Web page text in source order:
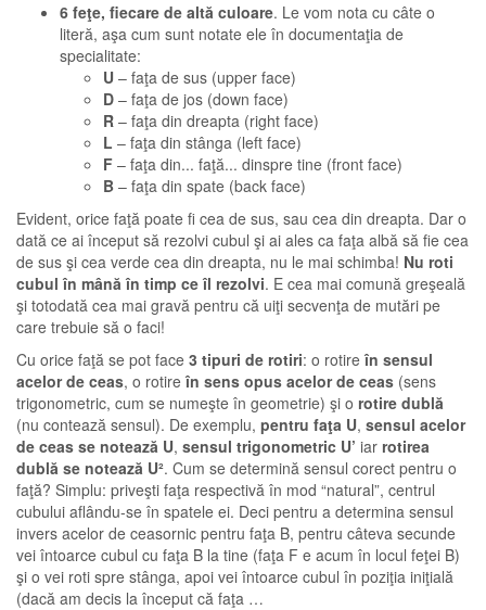
6 feţe, fiecare de altă culoare. Le vom nota cu câte o
literă, aşa cum sunt notate ele în documentaţia de
specialitate:
U – faţa de sus (upper face)
D – faţa de jos (down face)
R – faţa din dreapta (right face)
L – faţa din stânga (left face)
F – faţa din... faţă... dinspre tine (front face)
B – faţa din spate (back face)
Evident, orice faţă poate fi cea de sus, sau cea din dreapta. Dar o
dată ce ai început să rezolvi cubul şi ai ales ca faţa albă să fie cea
de sus şi cea verde cea din dreapta, nu le mai schimba! Nu roti
cubul în mână în timp ce îl rezolvi. E cea mai comună greşeală
şi totodată cea mai gravă pentru că uiţi secvenţa de mutări pe
care trebuie să o faci!
Cu orice faţă se pot face 3 tipuri de rotiri: o rotire în sensul
acelor de ceas, o rotire în sens opus acelor de ceas (sens
trigonometric, cum se numeşte în geometrie) şi o rotire dublă
(nu contează sensul). De exemplu, pentru faţa U, sensul acelor
de ceas se notează U, sensul trigonometric U’ iar rotirea
dublă se notează U². Cum se determină sensul corect pentru o
faţă? Simplu: priveşti faţa respectivă în mod “natural”, centrul
cubului aflându-se în spatele ei. Deci pentru a determina sensul
invers acelor de ceasornic pentru faţa B, pentru câteva secunde
vei întoarce cubul cu faţa B la tine (faţa F e acum în locul feţei B)
şi o vei roti spre stânga, apoi vei întoarce cubul în poziţia iniţială
(dacă am decis la început că faţa …